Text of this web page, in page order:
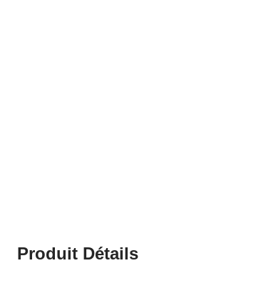
Produit Détails